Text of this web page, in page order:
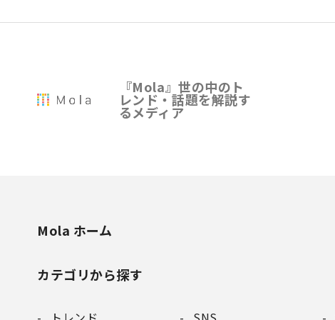
『Mola』世の中のト
レンド・話題を解説す
るメディア
Mola ホーム
カテゴリから探す